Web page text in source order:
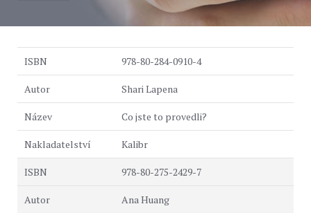
978-80-284-0910-4
Shari Lapena
Co jste to provedli?
Kalibr
978-80-275-2429-7
Ana Huang